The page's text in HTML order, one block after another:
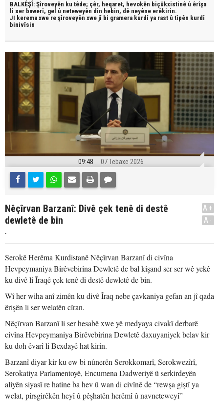
BALKÊŞÎ: Şîroveyên ku têde; çêr, heqaret, hevokên biçûkxistinê û êrîşa
li ser bawerî, gel û neteweyên din hebin, dê neyêne erêkirin.
JI kerema xwe re şîroveyên xwe jî bi gramera kurdî ya rast û tîpên kurdî
binivîsin
09:48 07 Tebaxe 2026
Nêçîrvan Barzanî: Divê çek tenê di destê
dewletê de bin
.
A+
A-
Serokê Herêma Kurdistanê Nêçîrvan Barzanî di civîna
Hevpeymaniya Birêvebirina Dewletê de bal kişand ser ser wê yekê
ku divê li Îraqê çek tenê di destê dewletê de bin.
Wî her wiha anî zimên ku divê Îraq nebe çavkaniya gefan an jî qada
êrişên li ser welatên cîran.
Nêçîrvan Barzanî li ser hesabê xwe yê medyaya civakî derbarê
civîna Hevpeymaniya Birêvebirina Dewletê daxuyaniyek belav kir
ku doh êvarî li Bexdayê hat kirin.
Barzanî diyar kir ku ew bi nûnerên Serokkomarî, Serokwezîrî,
Serokatiya Parlamentoyê, Encumena Dadweriyê û serkirdeyên
aliyên siyasî re hatine ba hev û wan di civînê de “rewşa giştî ya
welat, pirsgirêkên heyî û pêşhatên herêmî û navneteweyî”